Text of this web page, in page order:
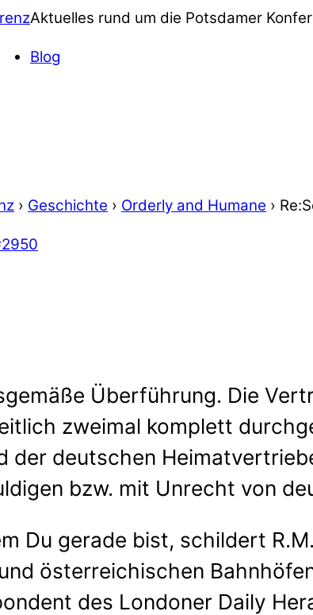
Aktuelles rund um die Potsdamer
Blog
› Geschichte › Orderly and Humane ›
Überführung. Die
zweimal komplett
der deutschen
bzw. mit Unrecht von
Du gerade bist, schildert
österreichischen
des Londoner Daily